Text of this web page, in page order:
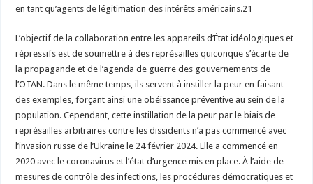
en tant qu’agents de légitimation des intérêts américains.21
L’objectif de la collaboration entre les appareils d’État idéologiques et
répressifs est de soumettre à des représailles quiconque s’écarte de
la propagande et de l’agenda de guerre des gouvernements de
l’OTAN. Dans le même temps, ils servent à instiller la peur en faisant
des exemples, forçant ainsi une obéissance préventive au sein de la
population. Cependant, cette instillation de la peur par le biais de
représailles arbitraires contre les dissidents n’a pas commencé avec
l’invasion russe de l’Ukraine le 24 février 2024. Elle a commencé en
2020 avec le coronavirus et l’état d’urgence mis en place. À l’aide de
mesures de contrôle des infections, les procédures démocratiques et